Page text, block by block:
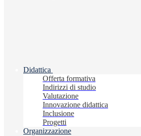
Didattica
Offerta formativa
Indirizzi di studio
Valutazione
Innovazione didattica
Inclusione
Progetti
Organizzazione